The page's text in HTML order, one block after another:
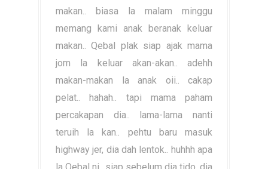
makan.. biasa la malam minggu
memang kami anak beranak keluar
makan.. Qebal plak siap ajak mama
jom la keluar akan-akan.. adehh
makan-makan la anak oii.. cakap
pelat.. hahah.. tapi mama paham
percakapan dia.. lama-lama nanti
teruih la kan.. pehtu baru masuk
highway jer, dia dah lentok.. huhhh apa